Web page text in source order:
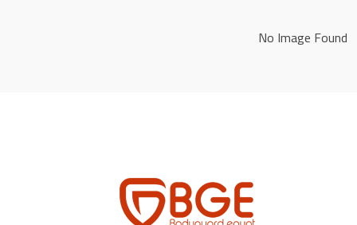
No Image Found